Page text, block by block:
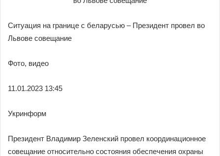
Ситуация на границе с беларусью – Президент провел во
Львове совещание
Фото, видео
11.01.2023 13:45
Укринформ
Президент Владимир Зеленский провел координационное
совещание относительно состояния обеспечения охраны